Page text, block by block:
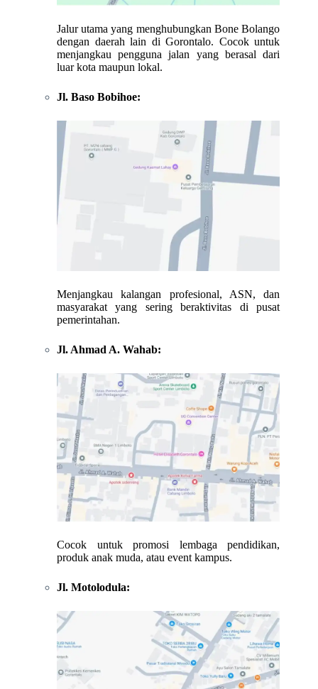
Jalur utama yang menghubungkan Bone Bolango
dengan daerah lain di Gorontalo. Cocok untuk
menjangkau pengguna jalan yang berasal dari
luar kota maupun lokal.
Jl. Baso Bobihoe:
Menjangkau kalangan profesional, ASN, dan
masyarakat yang sering beraktivitas di pusat
pemerintahan.
Jl. Ahmad A. Wahab:
Cocok untuk promosi lembaga pendidikan,
produk anak muda, atau event kampus.
Jl. Motolodula: